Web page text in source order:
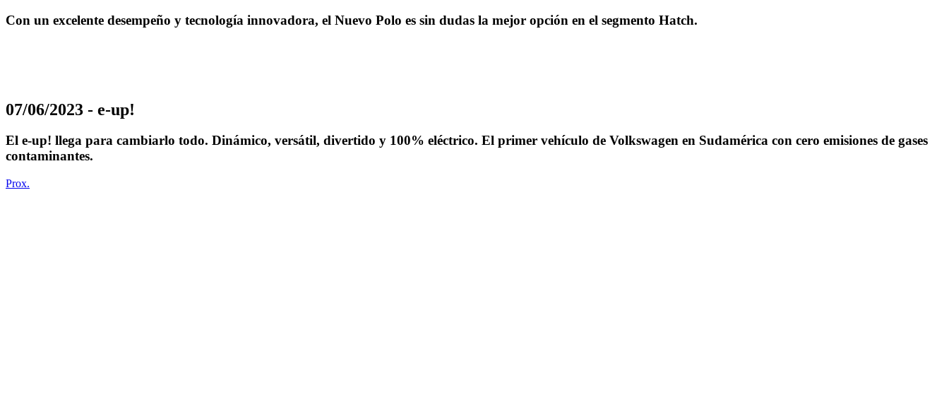
Con un excelente desempeño y tecnología innovadora, el Nuevo Polo es sin dudas la mejor opción en el segmento Hatch.
07/06/2023 - e-up!
El e-up! llega para cambiarlo todo. Dinámico, versátil, divertido y 100% eléctrico. El primer vehículo de Volkswagen en Sudamérica con cero emisiones de gases
contaminantes.
Prox.